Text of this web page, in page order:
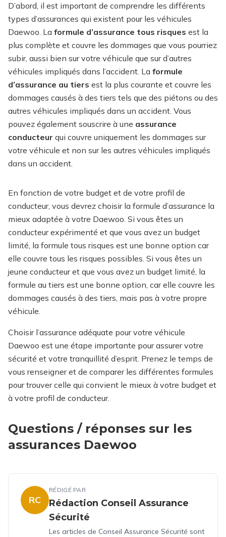
D’abord, il est important de comprendre les différents
types d’assurances qui existent pour les véhicules
Daewoo. La formule d’assurance tous risques est la
plus complète et couvre les dommages que vous pourriez
subir, aussi bien sur votre véhicule que sur d’autres
véhicules impliqués dans l’accident. La formule
d’assurance au tiers est la plus courante et couvre les
dommages causés à des tiers tels que des piétons ou des
autres véhicules impliqués dans un accident. Vous
pouvez également souscrire à une assurance
conducteur qui couvre uniquement les dommages sur
votre véhicule et non sur les autres véhicules impliqués
dans un accident.
En fonction de votre budget et de votre profil de
conducteur, vous devrez choisir la formule d’assurance la
mieux adaptée à votre Daewoo. Si vous êtes un
conducteur expérimenté et que vous avez un budget
limité, la formule tous risques est une bonne option car
elle couvre tous les risques possibles. Si vous êtes un
jeune conducteur et que vous avez un budget limité, la
formule au tiers est une bonne option, car elle couvre les
dommages causés à des tiers, mais pas à votre propre
véhicule.
Choisir l’assurance adéquate pour votre véhicule
Daewoo est une étape importante pour assurer votre
sécurité et votre tranquillité d’esprit. Prenez le temps de
vous renseigner et de comparer les différentes formules
pour trouver celle qui convient le mieux à votre budget et
à votre profil de conducteur.
Questions / réponses sur les
assurances Daewoo
RC
RÉDIGÉ PAR
Rédaction Conseil Assurance
Sécurité
Les articles de Conseil Assurance Sécurité sont